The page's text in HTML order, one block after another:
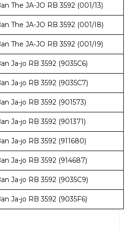
The JA-JO RB 3592 (001/13)
The JA-JO RB 3592 (001/I8)
The JA-JO RB 3592 (001/I9)
Ja-jo RB 3592 (9035C6)
Ja-jo RB 3592 (9035C7)
Ja-jo RB 3592 (901573)
Ja-jo RB 3592 (901371)
Ja-jo RB 3592 (911680)
Ja-jo RB 3592 (914687)
Ja-jo RB 3592 (9035C9)
Ja-jo RB 3592 (9035F6)